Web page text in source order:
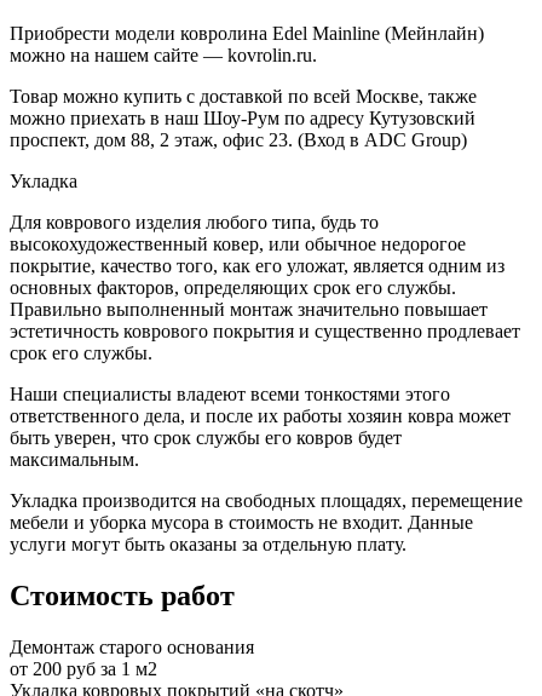
Приобрести модели ковролина Edel Mainline (Мейнлайн)
можно на нашем сайте — kovrolin.ru.
Товар можно купить с доставкой по всей Москве, также
можно приехать в наш Шоу-Рум по адресу Кутузовский
проспект, дом 88, 2 этаж, офис 23. (Вход в ADC Group)
Укладка
Для коврового изделия любого типа, будь то
высокохудожественный ковер, или обычное недорогое
покрытие, качество того, как его уложат, является одним из
основных факторов, определяющих срок его службы.
Правильно выполненный монтаж значительно повышает
эстетичность коврового покрытия и существенно продлевает
срок его службы.
Наши специалисты владеют всеми тонкостями этого
ответственного дела, и после их работы хозяин ковра может
быть уверен, что срок службы его ковров будет
максимальным.
Укладка производится на свободных площадях, перемещение
мебели и уборка мусора в стоимость не входит. Данные
услуги могут быть оказаны за отдельную плату.
Стоимость работ
Демонтаж старого основания
от 200 руб за 1 м2
Укладка ковровых покрытий «на скотч»